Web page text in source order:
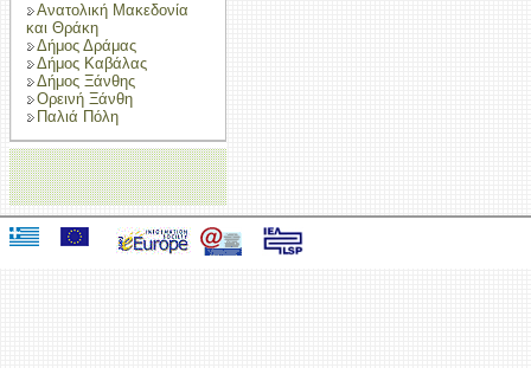
Ανατολική Μακεδονία
και Θράκη
Δήμος Δράμας
Δήμος Καβάλας
Δήμος Ξάνθης
Ορεινή Ξάνθη
Παλιά Πόλη